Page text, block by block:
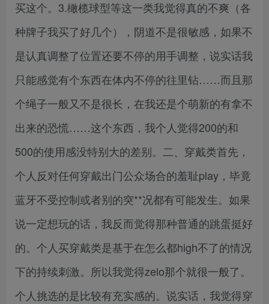
买这个。3.橄榄球型等这一类我觉得真的不爽（各
种牌子我买了好几个），阴道不是很敏感，如果不
是认真调整了位置还要不停的用手调整，说实话我
只能感觉有个东西在体内不停的往里钻……而且那
个绳子一般又不是很长，在我还是个萌新的有拿不
出来的恐慌……这个东西，我个人觉得200的和
500的使用感没特别大的差别。二、穿戴类首先，
个人反对任何穿戴出门公众场合的羞耻play，毕竟
蓝牙不受控制或者别的突**况都有可能发生。如果
说一定想玩的话，我反而觉得那种普通的跳蛋挺好
的。个人买穿戴类是基于在怎么都high不了的情况
下的持续刺激。所以我觉得zelo那个就很一般了。
个人挑选的是比较有充实感的。说实话，我觉得穿